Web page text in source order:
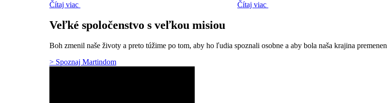
Čítaj viac Čítaj viac
Veľké spoločenstvo s veľkou misiou
Boh zmenil naše životy a preto túžime po tom, aby ho ľudia spoznali osobne a aby bola naša krajina
> Spoznaj Martindom